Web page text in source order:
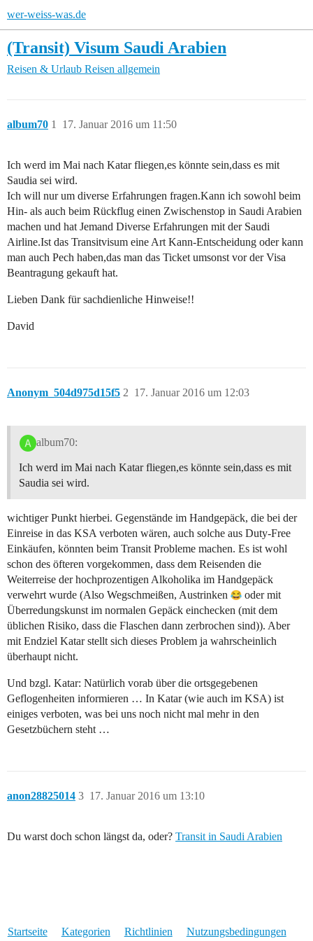
wer-weiss-was.de
(Transit) Visum Saudi Arabien
Reisen & Urlaub Reisen allgemein
album70 17. Januar 2016 um 11:50
1
Ich werd im Mai nach Katar fliegen,es könnte sein,dass es mit
Saudia sei wird.
Ich will nur um diverse Erfahrungen fragen.Kann ich sowohl beim
Hin- als auch beim Rückflug einen Zwischenstop in Saudi Arabien
machen und hat Jemand Diverse Erfahrungen mit der Saudi
Airline.Ist das Transitvisum eine Art Kann-Entscheidung oder kann
man auch Pech haben,das man das Ticket umsonst vor der Visa
Beantragung gekauft hat.
Lieben Dank für sachdienliche Hinweise!!
David
Anonym_504d975d15f5 17. Januar 2016 um 12:03
2
album70:
Ich werd im Mai nach Katar fliegen,es könnte sein,dass es mit
Saudia sei wird.
wichtiger Punkt hierbei. Gegenstände im Handgepäck, die bei der
Einreise in das KSA verboten wären, auch solche aus Duty-Free
Einkäufen, könnten beim Transit Probleme machen. Es ist wohl
schon des öfteren vorgekommen, dass dem Reisenden die
Weiterreise der hochprozentigen Alkoholika im Handgepäck
verwehrt wurde (Also Wegschmeißen, Austrinken
oder mit
Überredungskunst im normalen Gepäck einchecken (mit dem
üblichen Risiko, dass die Flaschen dann zerbrochen sind)). Aber
mit Endziel Katar stellt sich dieses Problem ja wahrscheinlich
überhaupt nicht.
Und bzgl. Katar: Natürlich vorab über die ortsgegebenen
Geflogenheiten informieren … In Katar (wie auch im KSA) ist
einiges verboten, was bei uns noch nicht mal mehr in den
Gesetzbüchern steht …
anon28825014 17. Januar 2016 um 13:10
3
Du warst doch schon längst da, oder? Transit in Saudi Arabien
Startseite Kategorien Richtlinien Nutzungsbedingungen